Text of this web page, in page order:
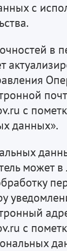
с
в
с
данных».
может
с